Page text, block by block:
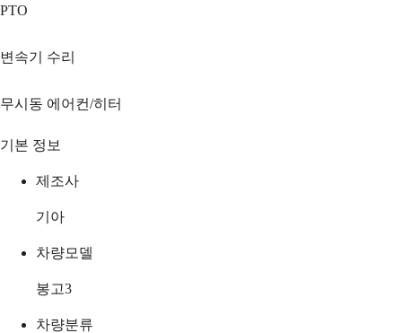
PTO
변속기 수리
무시동 에어컨/히터
기본 정보
제조사
기아
차량모델
봉고3
차량분류